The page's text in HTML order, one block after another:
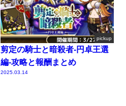
pickup
剪定の騎士と暗殺者-円卓王選
編-攻略と報酬まとめ
2025.03.14